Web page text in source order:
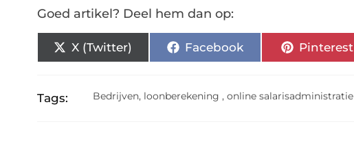
Goed artikel? Deel hem dan op:
X (Twitter) Facebook Pinterest
Tags: Bedrijven, loonberekening ,online salarisadministratie